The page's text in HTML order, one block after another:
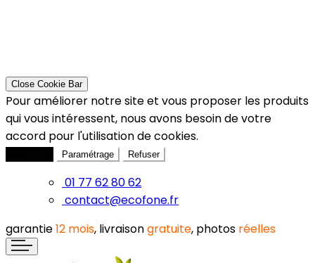
Close Cookie Bar
Pour améliorer notre site et vous proposer les produits
qui vous intéressent, nous avons besoin de votre
accord pour l'utilisation de cookies.
Paramétrage Refuser
01 77 62 80 62
contact@ecofone.fr
garantie12 mois, livraisongratuite, photos réelles